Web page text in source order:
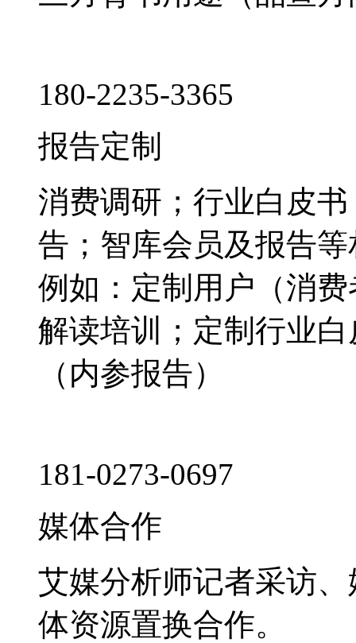
180-2235-3365
报告定制
消费调研；行业白皮
告；智库会员及报告
例如：定制用户（消
解读培训；定制行业
（内参报告）
181-0273-0697
媒体合作
艾媒分析师记者采访
体资源置换合作。